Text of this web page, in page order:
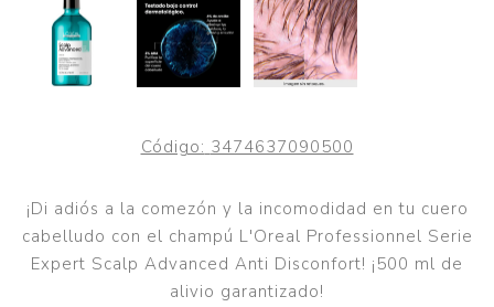
Código: 3474637090500
¡Di adiós a la comezón y la incomodidad en tu cuero
cabelludo con el champú L'Oreal Professionnel Serie
Expert Scalp Advanced Anti Disconfort! ¡500 ml de
alivio garantizado!